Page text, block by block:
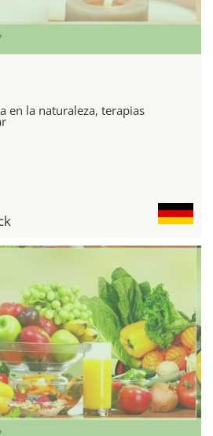
en la naturaleza, terapias